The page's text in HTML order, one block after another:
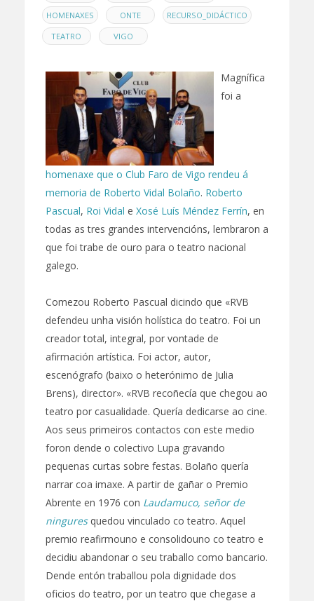
HOMENAXES , ONTE , RECURSO_DIDÁCTICO ,
TEATRO , VIGO
Magnífica
foi a
homenaxe que o Club Faro de Vigo rendeu á
memoria de Roberto Vidal Bolaño. Roberto
Pascual, Roi Vidal e Xosé Luís Méndez Ferrín, en
todas as tres grandes intervencións, lembraron a
que foi trabe de ouro para o teatro nacional
galego.
Comezou Roberto Pascual dicindo que «RVB
defendeu unha visión holística do teatro. Foi un
creador total, integral, por vontade de
afirmación artística. Foi actor, autor,
escenógrafo (baixo o heterónimo de Julia
Brens), director». «RVB recoñecía que chegou ao
teatro por casualidade. Quería dedicarse ao cine.
Aos seus primeiros contactos con este medio
foron dende o colectivo Lupa gravando
pequenas curtas sobre festas. Bolaño quería
narrar coa imaxe. A partir de gañar o Premio
Abrente en 1976 con Laudamuco, señor de
ninguresquedou vinculado co teatro. Aquel
premio reafirmouno e consolidouno co teatro e
decidiu abandonar o seu traballo como bancario.
Dende entón traballou pola dignidade dos
oficios do teatro, por un teatro que chegase a